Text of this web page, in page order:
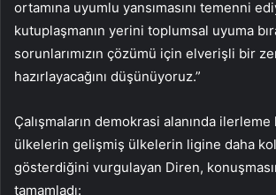
ortamına uyumlu yansımasını temenni
kutuplaşmanın yerini toplumsal uyuma
sorunlarımızın çözümü için elverişli bir
hazırlayacağını düşünüyoruz.”
Çalışmaların demokrasi alanında
ülkelerin gelişmiş ülkelerin ligine daha
gösterdiğini vurgulayan Diren,
tamamladı: